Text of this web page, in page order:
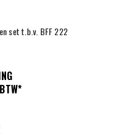
set t.b.v. BFF 222